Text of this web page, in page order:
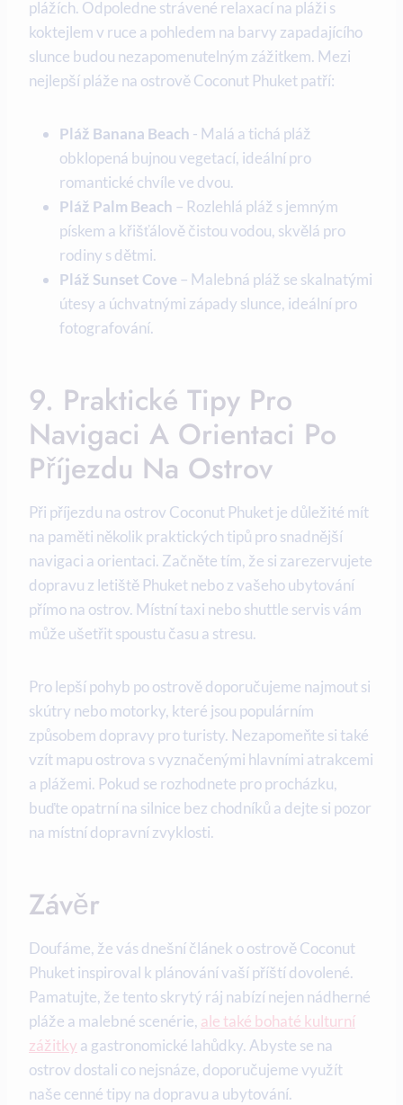
plážích. Odpoledne ​strávené relaxací na pláži s
koktejlem v ruce a pohledem na barvy zapadajícího
slunce ⁤budou nezapomenutelným zážitkem. Mezi
nejlepší ‌pláže ‍na ostrově ‌Coconut Phuket patří:
Pláž Banana Beach -​ Malá a tichá pláž
obklopená bujnou⁣ vegetací, ideální pro
romantické chvíle ve dvou.
Pláž Palm Beach – Rozlehlá pláž s jemným
pískem a křišťálově ⁢čistou ⁤vodou, skvělá pro
rodiny s‌ dětmi.
Pláž Sunset Cove – Malebná pláž se ⁣skalnatými
útesy a úchvatnými západy slunce,⁤ ideální pro
fotografování.
9. Praktické‍ Tipy Pro
Navigaci ‌a Orientaci Po⁤
Příjezdu Na Ostrov
Při příjezdu na ostrov Coconut Phuket je důležité ‌mít
na ⁢paměti několik​ praktických tipů pro ‌snadnější
navigaci a orientaci. Začněte tím, že si zarezervujete
‌dopravu z ‌letiště Phuket nebo z⁣ vašeho ubytování
⁣přímo na ostrov. Místní⁣ taxi nebo​ shuttle servis vám
může ušetřit spoustu času ​a stresu.
Pro lepší pohyb po ostrově doporučujeme najmout​ si
skútry nebo motorky, které jsou populárním‍
způsobem dopravy pro turisty. Nezapomeňte si také
vzít mapu ostrova ‍s‍ vyznačenými ⁤hlavními atrakcemi
​a plážemi. ⁢Pokud se rozhodnete pro procházku,
buďte opatrní na silnice bez chodníků a dejte si pozor
na ‍místní dopravní zvyklosti.
Závěr
Doufáme, že vás⁤ dnešní článek o⁣ ostrově Coconut
Phuket inspiroval k plánování vaší ‌příští dovolené.
Pamatujte, že tento skrytý ráj nabízí nejen nádherné
pláže‍ a malebné scenérie, ale také bohaté kulturní
zážitky a gastronomické lahůdky. ‍Abyste se⁣ na
ostrov dostali co⁤ nejsnáze, doporučujeme⁤ využít
naše cenné tipy na dopravu a ubytování.